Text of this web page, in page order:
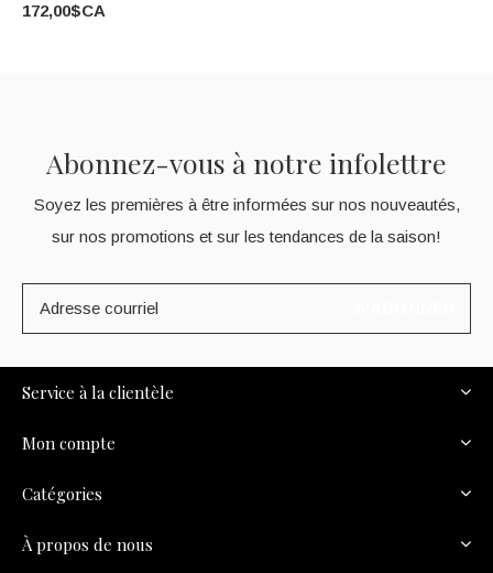
172,00$CA
Abonnez-vous à notre infolettre
Soyez les premières à être informées sur nos nouveautés,
sur nos promotions et sur les tendances de la saison!
Service à la clientèle
Mon compte
Catégories
À propos de nous